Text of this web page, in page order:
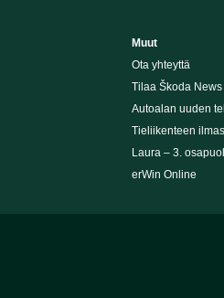
Muut
Ota yhteyttä
Tilaa Škoda
Autoalan uuden
Tieliikenteen
Laura – 3.
erWin Online